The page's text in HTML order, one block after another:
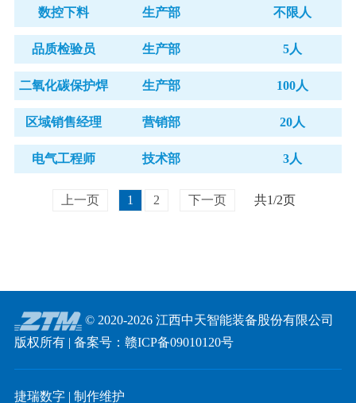
数控下料 生产部 不限人
品质检验员 生产部 5人
二氧化碳保护焊 生产部 100人
区域销售经理 营销部 20人
电气工程师 技术部 3人
上一页 1 2 下一页 共1/2页
© 2020-2026江西中天智能装备股份有限公司
版权所有 | 备案号： 赣ICP备09010120号
捷瑞数字| 制作维护